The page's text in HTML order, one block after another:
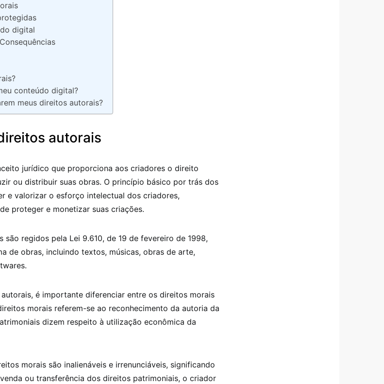
digital
conteúdo digital?
meus direitos autorais?
autorais
jurídico que proporciona aos criadores o direito
ou distribuir suas obras. O princípio básico por trás dos
e valorizar o esforço intelectual dos criadores,
proteger e monetizar suas criações.
são regidos pela Lei 9.610, de 19 de fevereiro de 1998,
de obras, incluindo textos, músicas, obras de arte,
é importante diferenciar entre os direitos morais
morais referem-se ao reconhecimento da autoria da
dizem respeito à utilização econômica da
morais são inalienáveis e irrenunciáveis, significando
ou transferência dos direitos patrimoniais, o criador